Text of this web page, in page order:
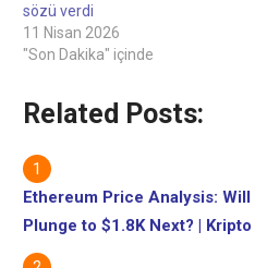
sözü verdi
11 Nisan 2026
"Son Dakika" içinde
Related Posts:
Ethereum Price Analysis: Will
Plunge to $1.8K Next? |